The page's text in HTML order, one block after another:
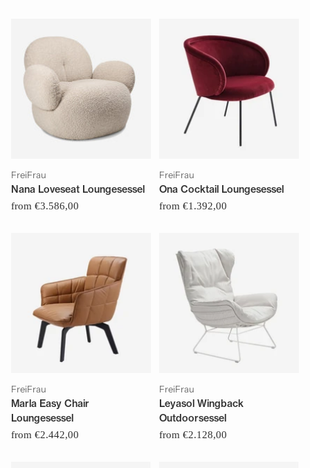
FreiFrau
Nana Loveseat Loungesessel
from €3.586,00
FreiFrau
Ona Cocktail Loungesessel
from €1.392,00
FreiFrau
Marla Easy Chair
Loungesessel
from €2.442,00
FreiFrau
Leyasol Wingback
Outdoorsessel
from €2.128,00